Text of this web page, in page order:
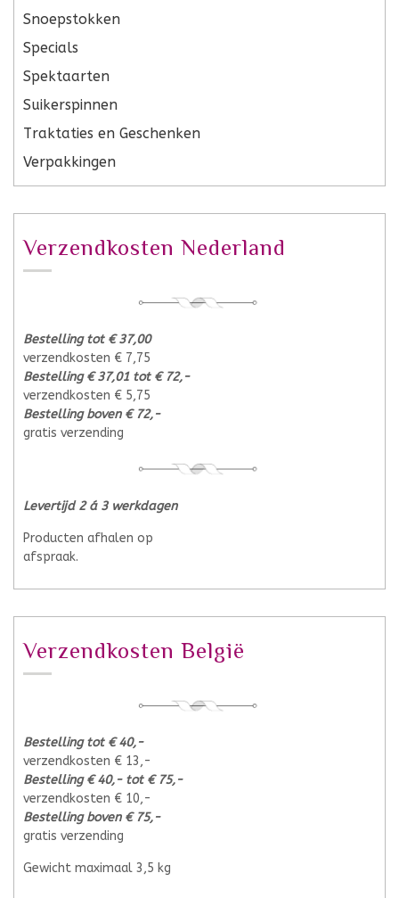
Snoepstokken
Specials
Spektaarten
Suikerspinnen
Traktaties en Geschenken
Verpakkingen
Verzendkosten Nederland
Bestelling tot € 37,00
verzendkosten € 7,75
Bestelling € 37,01 tot € 72,-
verzendkosten € 5,75
Bestelling boven € 72,-
gratis verzending
Levertijd 2 á 3 werkdagen
Producten afhalen op
afspraak.
Verzendkosten België
Bestelling tot € 40,-
verzendkosten € 13,-
Bestelling € 40,- tot € 75,-
verzendkosten € 10,-
Bestelling boven € 75,-
gratis verzending
Gewicht maximaal 3,5 kg